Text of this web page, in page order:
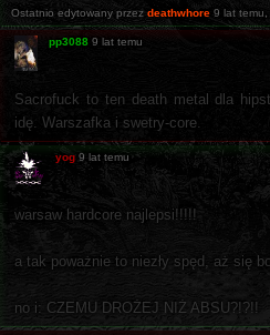
Ostatnio edytowany przez deathwhore 9 lat temu
pp3088 9 lat temu
Sacrofuck to ten death metal dla
idę. Warszafka i swetry-core.
yog 9 lat temu
warsaw hardcore najlepsi!!!!!
a tak poważnie to niezły spęd, aż się
no i: CZEMU DROŻEJ NIŻ ABSU?!?!!